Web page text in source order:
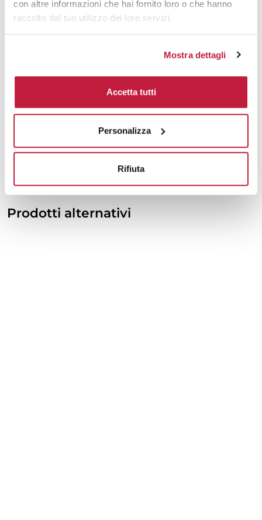
con altre informazioni che hai fornito loro o che hanno
raccolto dal tuo utilizzo dei loro servizi.
Mostra dettagli
Accetta tutti
Personalizza
Rifiuta
3000 € 23,74 € 28,07
5000 € 23,60 € 27,86
€ 27,49
Tecniche di stampa
Area di personalizzazione
Domande e risposte
Prodotti alternativi